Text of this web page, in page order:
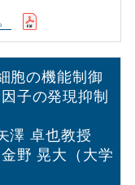
胞の機能制御
子の発現抑制
澤 卓也教授
野 晃大（大学